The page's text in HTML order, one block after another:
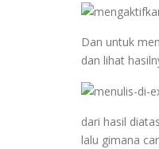
Dan untuk
dan lihat
dari hasil
lalu gimana